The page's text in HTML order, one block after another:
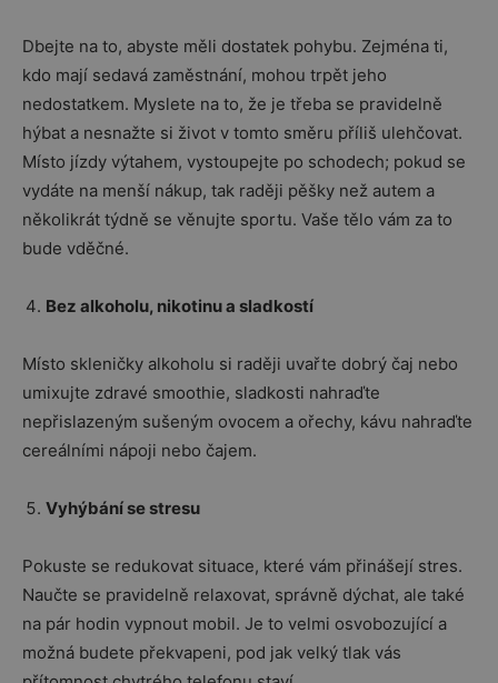
Dbejte na to, abyste měli dostatek pohybu. Zejména ti,
kdo mají sedavá zaměstnání, mohou trpět jeho
nedostatkem. Myslete na to, že je třeba se pravidelně
hýbat a nesnažte si život v tomto směru příliš ulehčovat.
Místo jízdy výtahem, vystoupejte po schodech; pokud se
vydáte na menší nákup, tak raději pěšky než autem a
několikrát týdně se věnujte sportu. Vaše tělo vám za to
bude vděčné.
Bez alkoholu, nikotinu a sladkostí
Místo skleničky alkoholu si raději uvařte dobrý čaj nebo
umixujte zdravé smoothie, sladkosti nahraďte
nepřislazeným sušeným ovocem a ořechy, kávu nahraďte
cereálními nápoji nebo čajem.
Vyhýbání se stresu
Pokuste se redukovat situace, které vám přinášejí stres.
Naučte se pravidelně relaxovat, správně dýchat, ale také
na pár hodin vypnout mobil. Je to velmi osvobozující a
možná budete překvapeni, pod jak velký tlak vás